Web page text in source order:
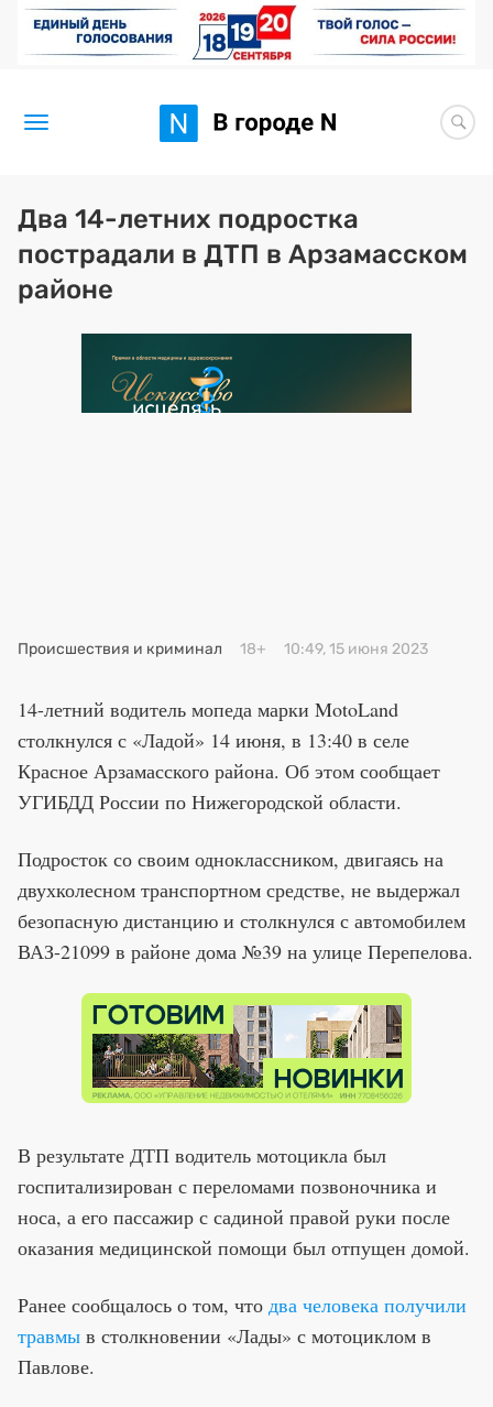
Новости
Статьи
BORЩ
Искусство исцелять
Два 14-летних подростка
пострадали в ДТП в Арзамасском
районе
Происшествия и криминал 18+ 10:49, 15 июня 2023
14-летний водитель мопеда марки MotoLand
столкнулся с «Ладой» 14 июня, в 13:40 в селе
Красное Арзамасского района. Об этом сообщает
УГИБДД России по Нижегородской области.
Подросток со своим одноклассником, двигаясь на
двухколесном транспортном средстве, не выдержал
безопасную дистанцию и столкнулся с автомобилем
ВАЗ-21099 в районе дома №39 на улице Перепелова.
В результате ДТП водитель мотоцикла был
госпитализирован с переломами позвоночника и
носа, а его пассажир с садиной правой руки после
оказания медицинской помощи был отпущен домой.
Ранее сообщалось о том, что два человека получили
травмы в столкновении «Лады» с мотоциклом в
Павлове.